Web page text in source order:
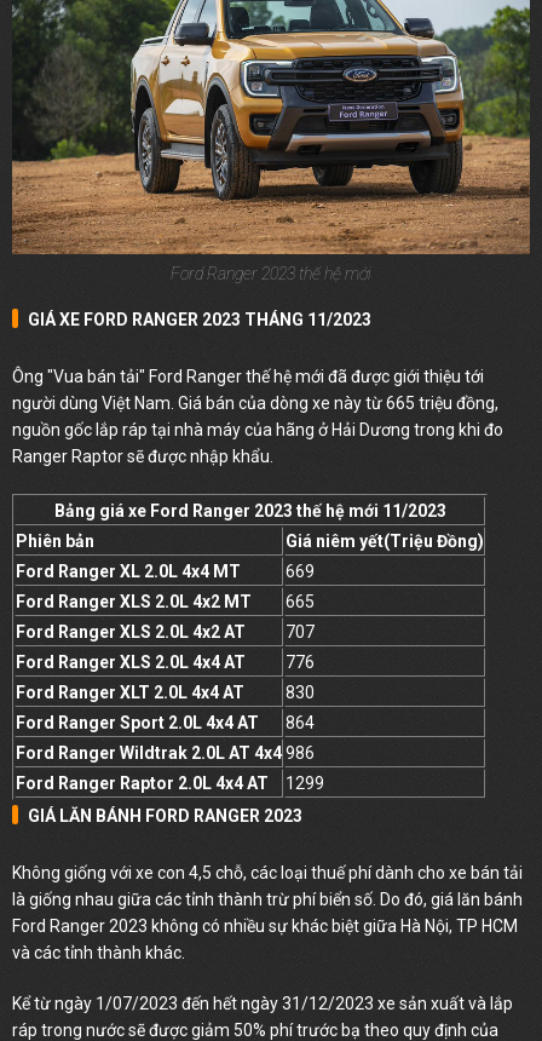
Ford Ranger 2023 thế hệ mới
GIÁ XE FORD RANGER 2023 THÁNG 11/2023
Ông "Vua bán tải" Ford Ranger thế hệ mới đã được giới thiệu tới
người dùng Việt Nam. Giá bán của dòng xe này từ 665 triệu đồng,
nguồn gốc lắp ráp tại nhà máy của hãng ở Hải Dương trong khi đo
Ranger Raptor sẽ được nhập khẩu.
Bảng giá xe Ford Ranger 2023 thế hệ mới 11/2023
Phiên bản
Giá niêm yết(Triệu Đồng)
Ford Ranger XL 2.0L 4x4 MT
669
Ford Ranger XLS 2.0L 4x2 MT
665
Ford Ranger XLS 2.0L 4x2 AT
707
Ford Ranger XLS 2.0L 4x4 AT
776
Ford Ranger XLT 2.0L 4x4 AT
830
Ford Ranger Sport 2.0L 4x4 AT
864
Ford Ranger Wildtrak 2.0L AT 4x4986
Ford Ranger Raptor 2.0L 4x4 AT
1299
GIÁ LĂN BÁNH FORD RANGER 2023
Không giống với xe con 4,5 chỗ, các loại thuế phí dành cho xe bán tải
là giống nhau giữa các tỉnh thành trừ phí biển số. Do đó, giá lăn bánh
Ford Ranger 2023 không có nhiều sự khác biệt giữa Hà Nội, TP HCM
và các tỉnh thành khác.
Kể từ ngày 1/07/2023 đến hết ngày 31/12/2023 xe sản xuất và lắp
ráp trong nước sẽ được giảm 50% phí trước bạ theo quy định của